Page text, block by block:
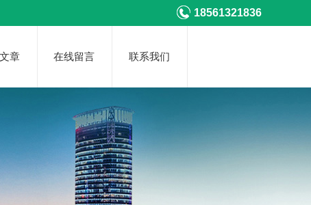
18561321836
章 在线留言 联系我们